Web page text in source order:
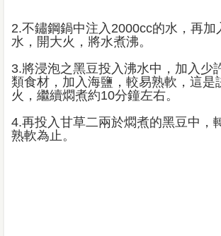
2.不鏽鋼鍋中注入2000cc的水，再加
水，開大火，將水煮沸。
3.將浸泡之黑豆投入沸水中，加入少
類食材，加入海鹽，較易熟軟，這是
火，繼續燜煮約10分鐘左右。
4.再投入甘草二兩於燜煮的黑豆中，
熟軟為止。